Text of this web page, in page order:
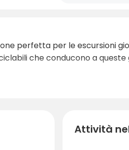
perfetta per le escursioni
che conducono a
Attività